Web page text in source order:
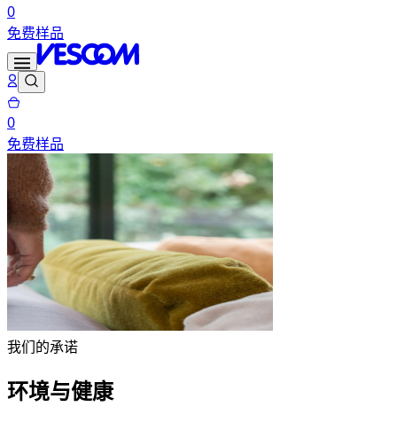
0
免费样品
0
免费样品
我们的承诺
环境与健康